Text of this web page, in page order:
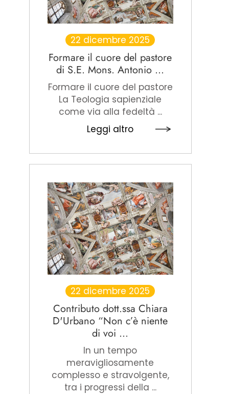
22 dicembre 2025
Formare il cuore del pastore
di S.E. Mons. Antonio ...
Formare il cuore del pastore
La Teologia sapienziale
come via alla fedeltà ...
Leggi altro
22 dicembre 2025
Contributo dott.ssa Chiara
D'Urbano “Non c’è niente
di voi ...
In un tempo
meravigliosamente
complesso e stravolgente,
tra i progressi della ...